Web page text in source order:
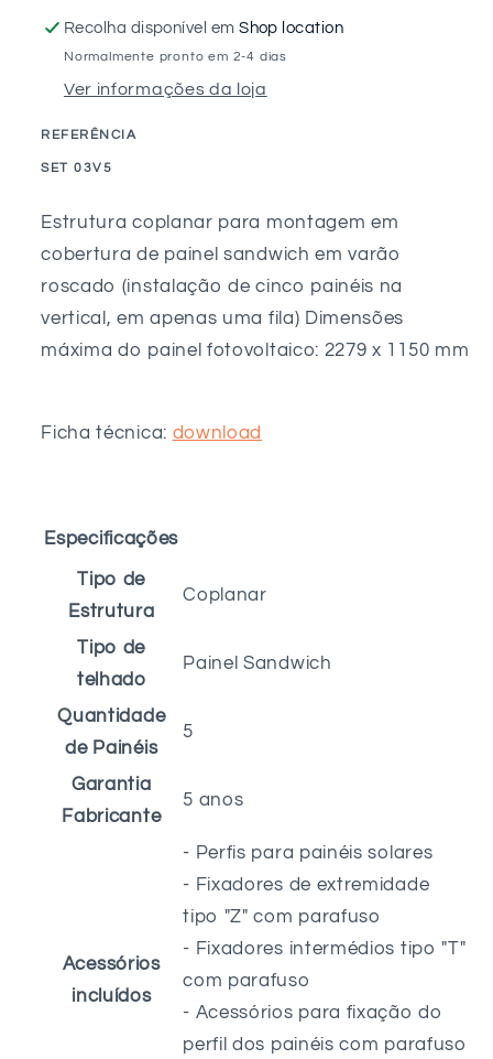
Estrutura
coplanar
painel
sandwich
c/
roscado
-
5M
Estrutura
coplanar
painel
roscado
-
5M
Recolha disponível emShop location
Normalmente pronto em 2-4 dias
Ver informações da loja
REFERÊNCIA
SKU:
SET 03V5
Estrutura coplanar para montagem em
cobertura de painel sandwich em varão
roscado (instalação de cinco painéis na
vertical, em apenas uma fila) Dimensões
máxima do painel fotovoltaico: 2279 x 1150 mm
Ficha técnica: download
Especificações
Tipo de
Estrutura
Coplanar
Tipo de
telhado
Painel Sandwich
Quantidade
de Painéis
5
Garantia
Fabricante
5 anos
Acessórios
incluídos
- Perfis para painéis solares
- Fixadores de extremidade
tipo "Z" com parafuso
- Fixadores intermédios tipo "T"
com parafuso
- Acessórios para fixação do
perfil dos painéis com parafuso